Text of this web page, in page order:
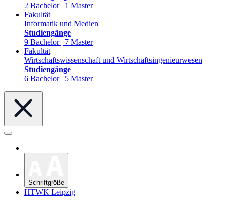
2 Bachelor | 1 Master
Fakultät
Informatik und Medien
Studiengänge
9 Bachelor | 7 Master
Fakultät
Wirtschaftswissenschaft und Wirtschaftsingenieurwesen
Studiengänge
6 Bachelor | 5 Master
Schriftgröße
HTWK Leipzig